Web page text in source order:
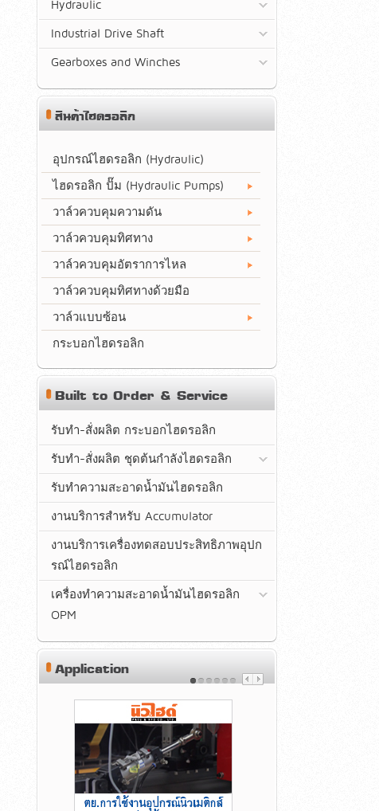
Hydraulic
Industrial Drive Shaft
Gearboxes and Winches
สินค้าไฮดรอลิก
อุปกรณ์ไฮดรอลิก (Hydraulic)
ไฮดรอลิก ปั๊ม (Hydraulic Pumps)
วาล์วควบคุมความดัน
วาล์วควบคุมทิศทาง
วาล์วควบคุมอัตราการไหล
วาล์วควบคุมทิศทางด้วยมือ
วาล์วแบบซ้อน
กระบอกไฮดรอลิก
Built to Order & Service
รับทำ-สั่งผลิต กระบอกไฮดรอลิก
รับทำ-สั่งผลิต ชุดต้นกำลังไฮดรอลิก
รับทำความสะอาดน้ำมันไฮดรอลิก
งานบริการสำหรับ Accumulator
งานบริการเครื่องทดสอบประสิทธิภาพอุปก
รณ์ไฮดรอลิก
เครื่องทำความสะอาดน้ำมันไฮดรอลิก
OPM
Application